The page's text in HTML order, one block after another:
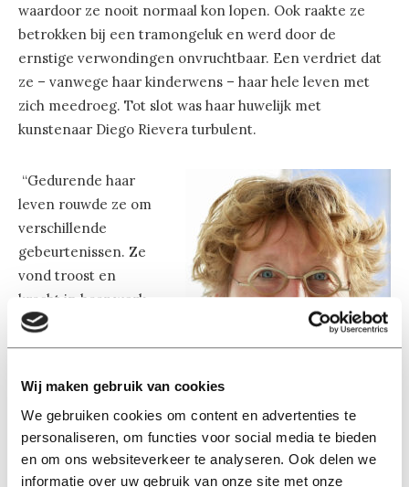
Wij maken gebruik van cookies
We gebruiken cookies om content en advertenties te
personaliseren, om functies voor social media te bieden
en om ons websiteverkeer te analyseren. Ook delen we
informatie over uw gebruik van onze site met onze
waardoor ze nooit normaal kon lopen. Ook raakte ze
betrokken bij een tramongeluk en werd door de
ernstige verwondingen onvruchtbaar. Een verdriet dat
ze – vanwege haar kinderwens – haar hele leven met
zich meedroeg. Tot slot was haar huwelijk met
kunstenaar Diego Rievera turbulent.
Gerdien Wolthaus Paauw.
Beeld: Alessandra Mignardi
“Gedurende haar
leven rouwde ze om
verschillende
gebeurtenissen. Ze
vond troost en
kracht in haar werk.
Men kan zich in haar
werk herkennen, dat
legt Paauw uit. “Door
met de deelnemers
van de cursus naar
het werk van Kahlo